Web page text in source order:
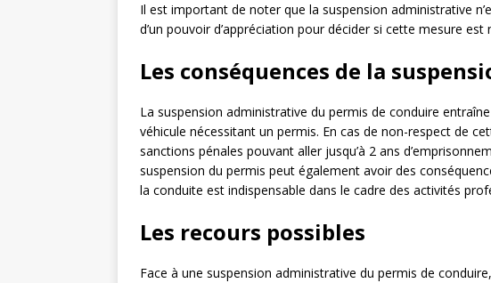
Il est important de noter que la suspension administrative
d’un pouvoir d’appréciation pour décider si cette mesure est
Les conséquences de la
La suspension administrative du permis de conduire
véhicule nécessitant un permis. En cas de non-respect de
sanctions pénales pouvant aller jusqu’à 2 ans
suspension du permis peut également avoir des
la conduite est indispensable dans le cadre des activités
Les recours possibles
Face à une suspension administrative du permis de